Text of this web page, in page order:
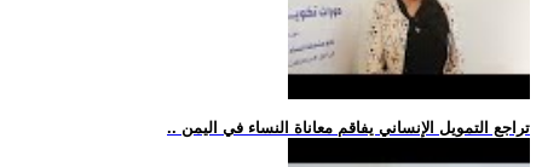
.. تراجع التمويل الإنساني يفاقم معاناة النساء في اليمن